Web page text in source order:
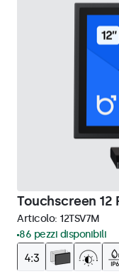
Touchscreen
Articolo: 12TSV7M
86 pezzi disponibili